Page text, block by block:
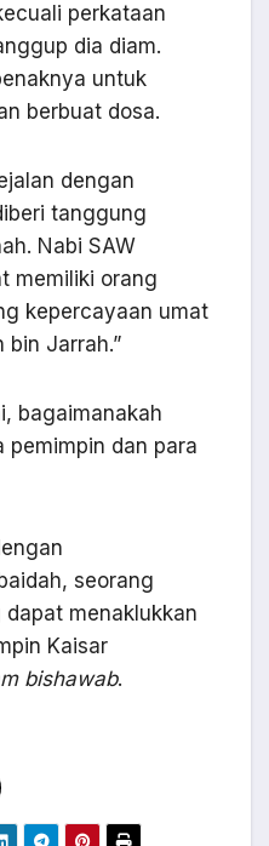
perkataan
dia diam.
untuk
berbuat dosa.
dengan
tanggung
Nabi SAW
memiliki orang
kepercayaan umat
bin Jarrah.”
bagaimanakah
pemimpin dan para
seorang
menaklukkan
Kaisar
bishawab.